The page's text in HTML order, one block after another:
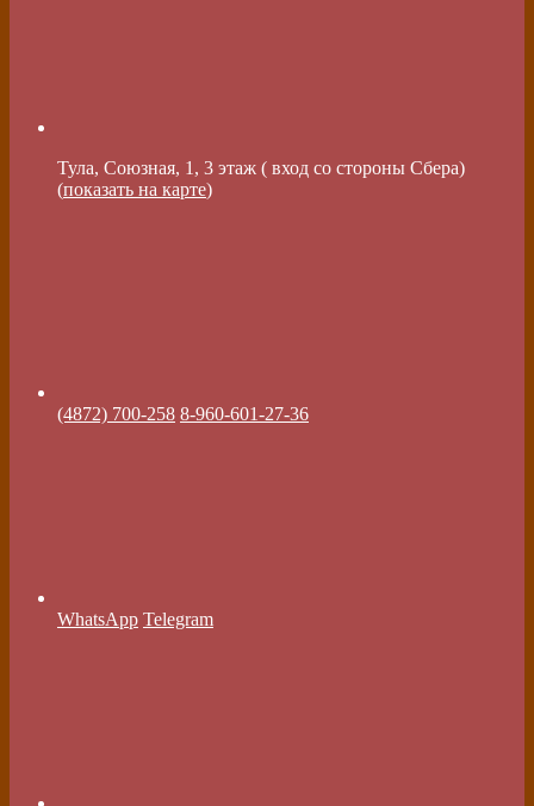
Тула, Союзная, 1, 3 этаж ( вход со стороны Сбера)
(показать на карте)
(4872) 700-258 8-960-601-27-36
WhatsApp Telegram